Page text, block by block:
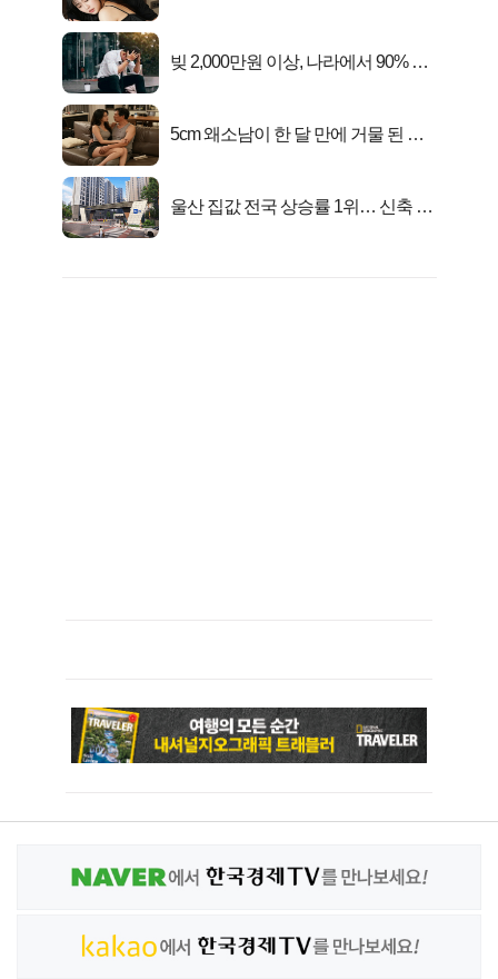
빚 2,000만원 이상, 나라에서 90% 갚
5cm 왜소남이 한 달 만에 거물 된 사
울산 집값 전국 상승률 1위… 신축 지